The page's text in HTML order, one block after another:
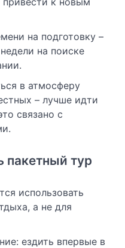
на подготовку –
на поиске
в атмосферу
– лучше идти
связано с
пакетный тур
использовать
а не для
ездить впервые в